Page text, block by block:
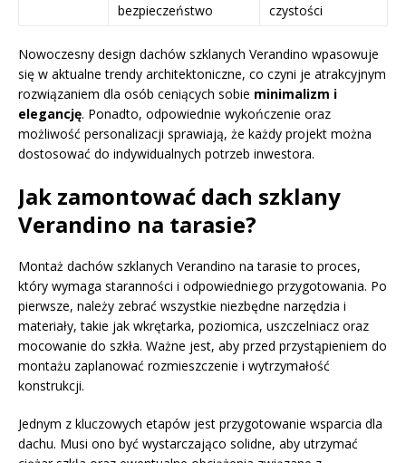
bezpieczeństwo
czystości
Nowoczesny design dachów szklanych Verandino wpasowuje
się w aktualne trendy architektoniczne, co czyni je atrakcyjnym
rozwiązaniem dla osób ceniących sobie minimalizm i
elegancję. Ponadto, odpowiednie wykończenie oraz
możliwość personalizacji sprawiają, że każdy projekt można
dostosować do indywidualnych potrzeb inwestora.
Jak zamontować dach szklany
Verandino na tarasie?
Montaż dachów szklanych Verandino na tarasie to proces,
który wymaga staranności i odpowiedniego przygotowania. Po
pierwsze, należy zebrać wszystkie niezbędne narzędzia i
materiały, takie jak wkrętarka, poziomica, uszczelniacz oraz
mocowanie do szkła. Ważne jest, aby przed przystąpieniem do
montażu zaplanować rozmieszczenie i wytrzymałość
konstrukcji.
Jednym z kluczowych etapów jest przygotowanie wsparcia dla
dachu. Musi ono być wystarczająco solidne, aby utrzymać